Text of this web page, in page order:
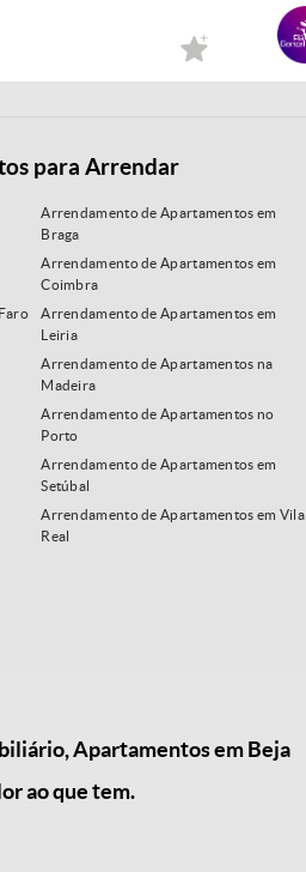
para Arrendar
Arrendamento de Apartamentos em
Braga
Arrendamento de Apartamentos em
Coimbra
Arrendamento de Apartamentos em
Leiria
Arrendamento de Apartamentos na
Madeira
Arrendamento de Apartamentos no
Porto
Arrendamento de Apartamentos em
Setúbal
Arrendamento de Apartamentos em Vila
Real
Apartamentos em Beja
ao que tem.